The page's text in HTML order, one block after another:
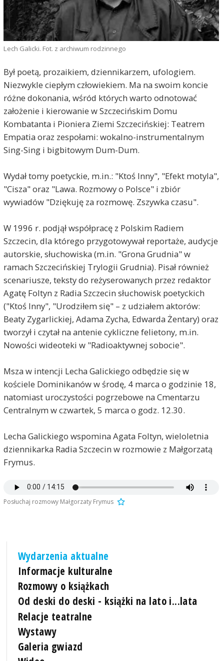
Lech Galicki. Fot. z archiwum rodzinnego
Był poetą, prozaikiem, dziennikarzem, ufologiem.
Niezwykle ciepłym człowiekiem. Ma na swoim koncie
różne dokonania, wśród których warto odnotować
założenie i kierowanie w Szczecińskim Domu
Kombatanta i Pioniera Ziemi Szczecińskiej: Teatrem
Empatia oraz zespołami: wokalno-instrumentalnym
Sing-Sing i bigbitowym Dum-Dum.
Wydał tomy poetyckie, m.in.: "Ktoś Inny", "Efekt motyla",
"Cisza" oraz "Lawa. Rozmowy o Polsce" i zbiór
wywiadów "Dziękuję za rozmowę. Zszywka czasu".
W 1996 r. podjął współpracę z Polskim Radiem
Szczecin, dla którego przygotowywał reportaże, audycje
autorskie, słuchowiska (m.in. "Grona Grudnia" w
ramach Szczecińskiej Trylogii Grudnia). Pisał również
scenariusze, teksty do reżyserowanych przez redaktor
Agatę Foltyn z Radia Szczecin słuchowisk poetyckich
("Ktoś Inny", "Urodziłem się" – z udziałem aktorów:
Beaty Zygarlickiej, Adama Zycha, Edwarda Żentary) oraz
tworzył i czytał na antenie cykliczne felietony, m.in.
Nowości wideoteki w "Radioaktywnej sobocie".
Msza w intencji Lecha Galickiego odbędzie się w
kościele Dominikanów w środę, 4 marca o godzinie 18,
natomiast uroczystości pogrzebowe na Cmentarzu
Centralnym w czwartek, 5 marca o godz. 12.30.
Lecha Galickiego wspomina Agata Foltyn, wieloletnia
dziennikarka Radia Szczecin w rozmowie z Małgorzatą
Frymus.
Posłuchaj rozmowy Małgorzaty Frymus
Wydarzenia aktualne
Informacje kulturalne
Rozmowy o książkach
Od deski do deski - książki na lato i...lata
Relacje teatralne
Wystawy
Galeria gwiazd